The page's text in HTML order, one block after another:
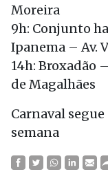
Moreira
9h: Conjunto
Ipanema – Av.
14h: Broxadão
de Magalhães
Carnaval
semana